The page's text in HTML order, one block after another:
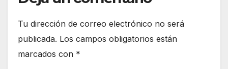
Tu dirección de correo electrónico no será
publicada. Los campos obligatorios están
marcados con *